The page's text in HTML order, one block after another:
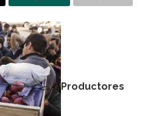
Productores